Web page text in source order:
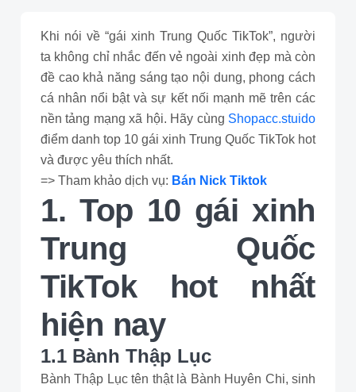
Khi nói về “gái xinh Trung Quốc TikTok”, người
ta không chỉ nhắc đến vẻ ngoài xinh đẹp mà còn
đề cao khả năng sáng tạo nội dung, phong cách
cá nhân nổi bật và sự kết nối mạnh mẽ trên các
nền tảng mạng xã hội. Hãy cùng Shopacc.stuido
điểm danh top 10 gái xinh Trung Quốc TikTok hot
và được yêu thích nhất.
=> Tham khảo dịch vụ: Bán Nick Tiktok
1. Top 10 gái xinh
Trung Quốc
TikTok hot nhất
hiện nay
1.1 Bành Thập Lục
Bành Thập Lục tên thật là Bành Huyên Chi, sinh